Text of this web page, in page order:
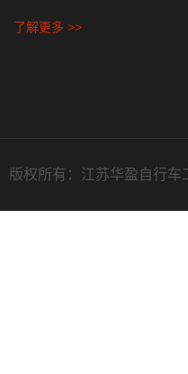
了解更多 >>
版权所有：江苏华盈自行